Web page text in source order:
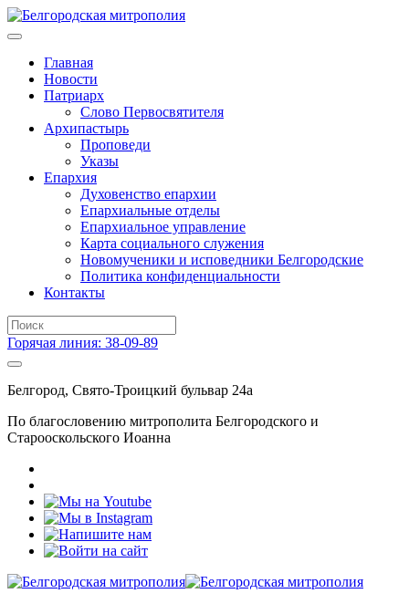
Главная
Новости
Патриарх
Слово Первосвятителя
Архипастырь
Проповеди
Указы
Епархия
Духовенство епархии
Епархиальные отделы
Епархиальное управление
Карта социального служения
Новомученики и исповедники Белгородские
Политика конфиденциальности
Контакты
Горячая линия: 38-09-89
Белгород, Свято-Троицкий бульвар 24а
По благословению митрополита Белгородского и
Старооскольского Иоанна